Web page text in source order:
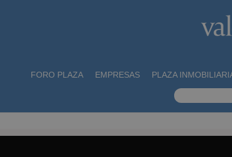
FORO PLAZA EMPRESAS PLAZA